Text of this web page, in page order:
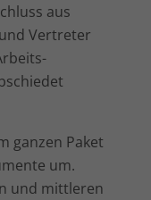
aus
Vertreter
ganzen Paket
um.
und mittleren